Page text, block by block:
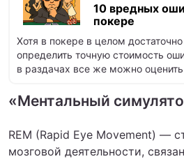
10 вредных
покере
Хотя в покере в целом
определить точную стоимость
в раздачах все же можно оценить
«Ментальный
REM (Rapid Eye Movement) —
мозговой деятельности,